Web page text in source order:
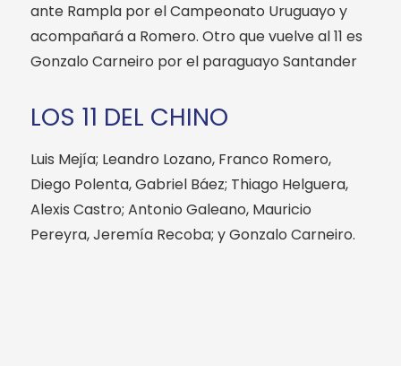
ante Rampla por el Campeonato Uruguayo y
acompañará a Romero. Otro que vuelve al 11 es
Gonzalo Carneiro por el paraguayo Santander
LOS 11 DEL CHINO
Luis Mejía; Leandro Lozano, Franco Romero,
Diego Polenta, Gabriel Báez; Thiago Helguera,
Alexis Castro; Antonio Galeano, Mauricio
Pereyra, Jeremía Recoba; y Gonzalo Carneiro.